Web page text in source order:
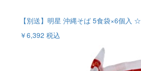
【別送】明星 沖縄そば 5食袋×6個入 ☆
￥6,392 税込